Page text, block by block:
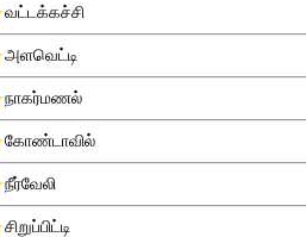
வட்டக்கச்சி
அளவெட்டி
நாகர்மணல்
கோண்டாவில்
நீர்வேலி
சிறுப்பிட்டி